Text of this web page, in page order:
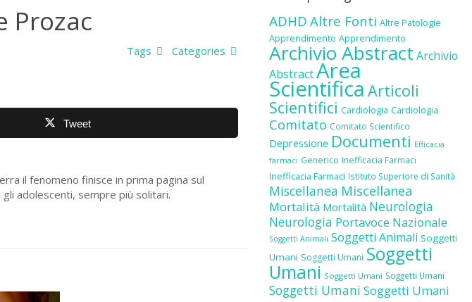
Prozac
Categories
Tags
Tweet
il fenomeno finisce in prima pagina sul
gli adolescenti, sempre più solitari.
ADHD Altre Fonti Altre Patologie
Apprendimento Apprendimento
Archivio Abstract Archivio
AbstractArea
Scientifica Articoli
Scientifici Cardiologia Cardiologia
Comitato Comitato Scientifico
Depressione Documenti Efficacia
farmaci Generico Inefficacia Farmaci
Inefficacia Farmaci Istituto Superiore di Sanità
Miscellanea Miscellanea
Mortalità Mortalità Neurologia
Neurologia Portavoce Nazionale
Soggetti Animali Soggetti Animali Soggetti
Umani Soggetti Umani Soggetti
Umani Soggetti Umani Soggetti Umani
Soggetti Umani Soggetti Umani